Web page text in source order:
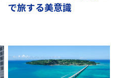
で旅する美意識